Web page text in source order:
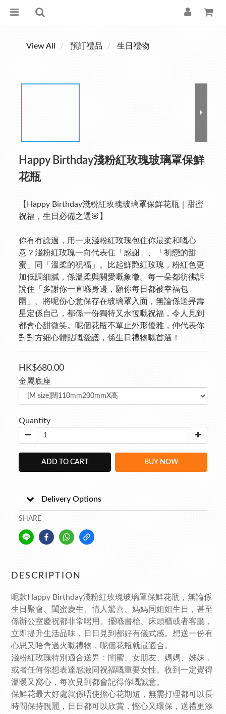
View All 預訂禮品 生日禮物
Happy Birthday淺粉紅玫瑰玻璃罩保鮮
花瓶
【Happy Birthday淺粉紅玫瑰玻璃罩保鮮花瓶｜甜蜜
祝福，生日必備之選🌸】
你有冇諗過，用一束淺粉紅玫瑰包住你最柔和嘅心
意？淺粉紅玫瑰一向代表住「感謝」、「初戀的甜
蜜」同「溫柔的祝福」。比起鮮艷紅玫瑰，粉紅色更
加低調細膩，係溫柔與關愛嘅象徵。每一朵都彷彿訴
說住「多謝你一直喺身邊，願你每日都被幸福包
圍」。將呢份心意保存在玻璃罩入面，無論係送畀壽
星定係自己，都係一份獨特又永恆嘅祝福，令人見到
都會心甜微笑。呢個花瓶不單止外形優雅，仲代表你
對對方細心體貼嘅愛護，係生日禮物嘅首選！
HK$680.00
金屬底座
Quantity
ADD TO CART BUY NOW
Delivery Options
SHARE
DESCRIPTION
呢款Happy Birthday淺粉紅玫瑰玻璃罩保鮮花瓶，無論係
生日聚會、閨蜜慶生、情人驚喜、媽媽同姐姐生日，甚至
係辦公室慶祝都非常啱用。擺喺書枱、床頭櫃或者客廳，
立即提升生活品味，日日見到都好有儀式感。想送一份有
心思又唔會過火嘅禮物，呢個花瓶就最適合。
淺粉紅玫瑰特別適合送畀：閨蜜、女朋友、媽媽、姊妹，
或者任何你想表達感激同祝福嘅重要女性。收到一定覺得
溫暖又窩心，每次見到都會記得你嘅誠意。
保鮮花最大好處就係唔使擔心花期短，無需打理都可以長
時間保持靚麗，日日都可以欣賞，慳心又環保，送禮更添